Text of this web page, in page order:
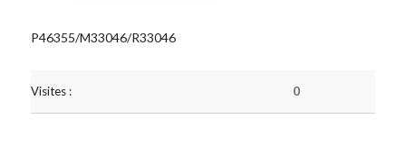
P46355/M33046/R33046
Visites : 0